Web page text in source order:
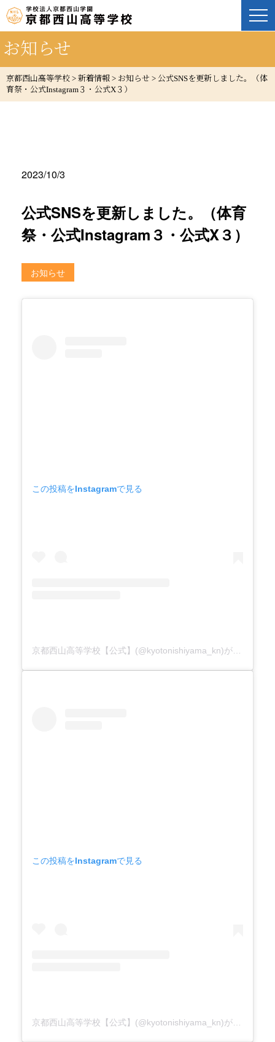
お知らせ
京都西山高等学校 > 新着情報 > お知らせ > 公式SNSを更新しました。（体
育祭・公式Instagram３・公式X３）
2023/10/3
公式SNSを更新しました。（体育
祭・公式Instagram３・公式X３）
お知らせ
この投稿をInstagramで見る
京都西山高等学校【公式】(@kyotonishiyama_kn)がシェアした投稿
この投稿をInstagramで見る
京都西山高等学校【公式】(@kyotonishiyama_kn)がシェアした投稿